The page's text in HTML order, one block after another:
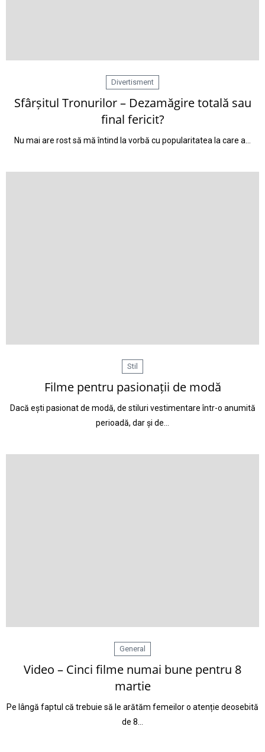
Divertisment
Sfârșitul Tronurilor – Dezamăgire totală sau
final fericit?
Nu mai are rost să mă întind la vorbă cu popularitatea la care a…
Stil
Filme pentru pasionații de modă
Dacă ești pasionat de modă, de stiluri vestimentare într-o anumită
perioadă, dar și de…
General
Video – Cinci filme numai bune pentru 8
martie
Pe lângă faptul că trebuie să le arătăm femeilor o atenție deosebită
de 8…